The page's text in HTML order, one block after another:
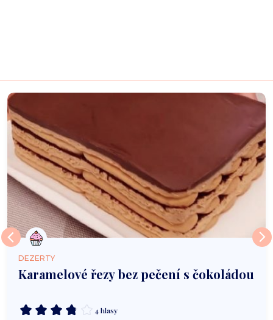
DEZERTY
Karamelové řezy bez pečení s čokoládou
4 hlasy